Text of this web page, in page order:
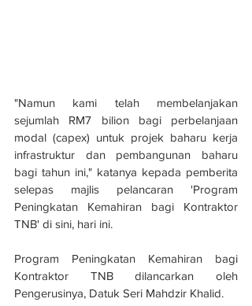
"Namun kami telah membelanjakan
sejumlah RM7 bilion bagi perbelanjaan
modal (capex) untuk projek baharu kerja
infrastruktur dan pembangunan baharu
bagi tahun ini," katanya kepada pemberita
selepas majlis pelancaran 'Program
Peningkatan Kemahiran bagi Kontraktor
TNB' di sini, hari ini.
Program Peningkatan Kemahiran bagi
Kontraktor TNB dilancarkan oleh
Pengerusinya, Datuk Seri Mahdzir Khalid.